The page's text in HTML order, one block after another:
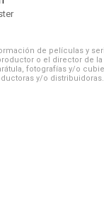
de películas y
o el director de
fotografías y/o
y/o distribuidoras.